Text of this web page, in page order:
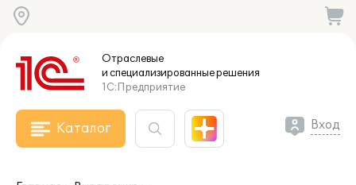
Отраслевые
и специализированныерешения
1С:Предприятие
Каталог Вход